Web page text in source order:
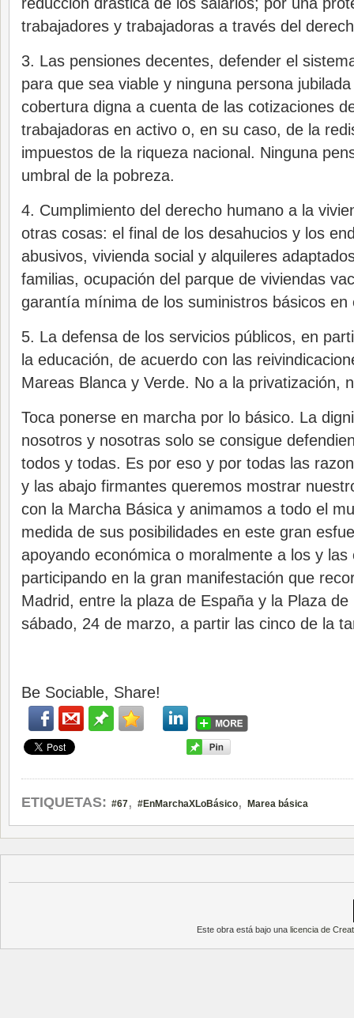
trabajadores y trabajadoras a través del
3. Las pensiones decentes, defender el
para que sea viable y ninguna persona
cobertura digna a cuenta de las cotizaciones
trabajadoras en activo o, en su caso, de la
impuestos de la riqueza nacional. Ninguna
umbral de la pobreza.
4. Cumplimiento del derecho humano a la
otras cosas: el final de los desahucios y los
abusivos, vivienda social y alquileres
familias, ocupación del parque de viviendas
garantía mínima de los suministros básicos en
5. La defensa de los servicios públicos, en
la educación, de acuerdo con las
Mareas Blanca y Verde. No a la privatización,
Toca ponerse en marcha por lo básico. La
nosotros y nosotras solo se consigue
todos y todas. Es por eso y por todas las
y las abajo firmantes queremos mostrar
con la Marcha Básica y animamos a todo el
medida de sus posibilidades en este gran
apoyando económica o moralmente a los y las
participando en la gran manifestación que
Madrid, entre la plaza de España y la Plaza
sábado, 24 de marzo, a partir las cinco de la
Be Sociable, Share!
ETIQUETAS: #67, #EnMarchaXLoBásico, Marea básica
Este obra está bajo unalicencia de